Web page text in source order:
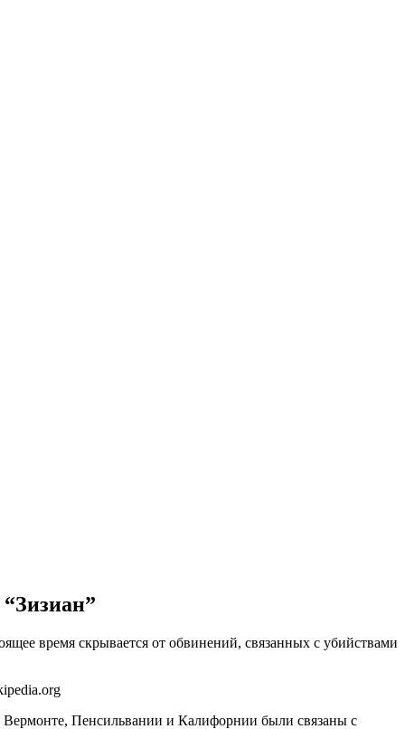
время скрывается от обвинений, связанных с убийствами
Вермонте, Пенсильвании и Калифорнии были связаны с